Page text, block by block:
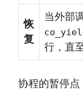
恢
复
当外部
行，直
协程的暂停点